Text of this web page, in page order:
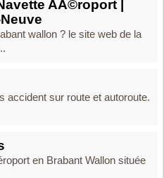
AÃ©roport |
wallon ? le site web de la
accident sur route et autoroute.
en Brabant Wallon située